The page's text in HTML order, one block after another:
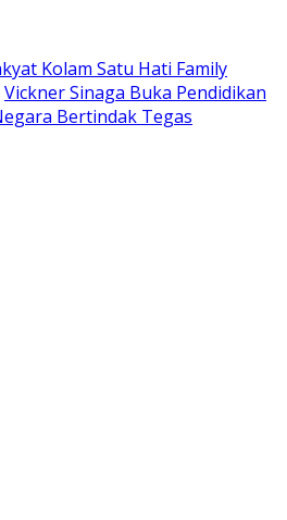
Kolam Satu Hati Family
Vickner Sinaga Buka Pendidikan
Bertindak Tegas